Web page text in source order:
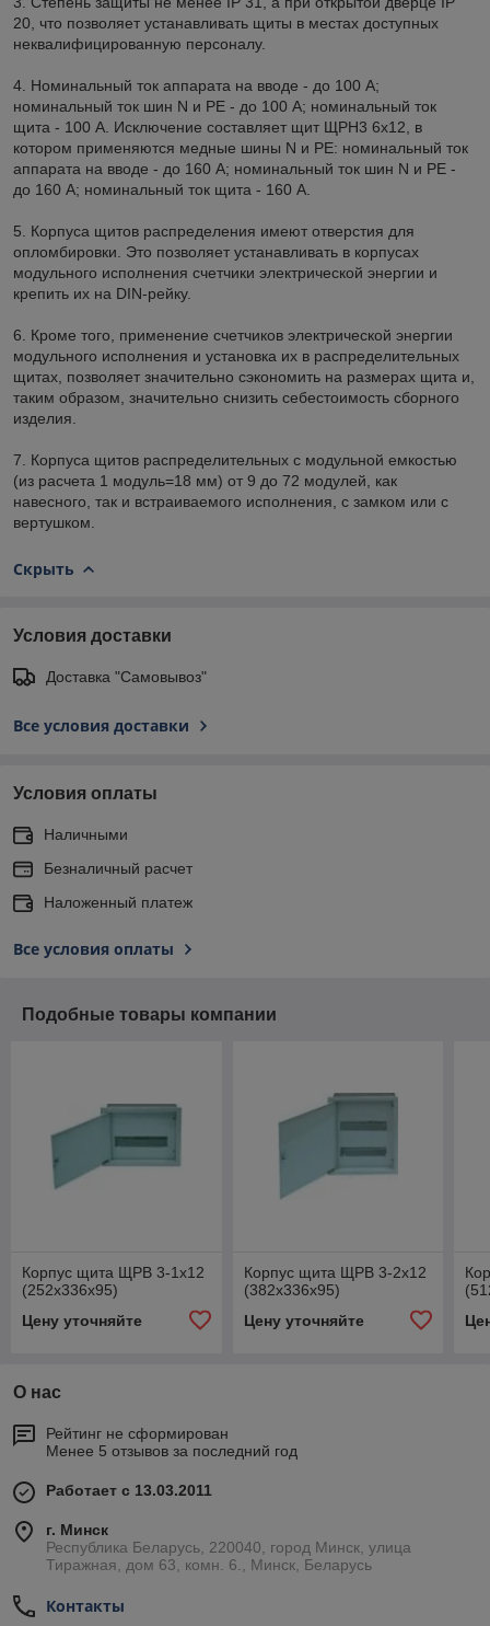
20, что позволяет устанавливать щиты в местах доступных
неквалифицированную персоналу.
4. Номинальный ток аппарата на вводе - до 100 А;
номинальный ток шин N и РЕ - до 100 А; номинальный ток
щита - 100 А. Исключение составляет щит ЩРН3 6х12, в
котором применяются медные шины N и РЕ: номинальный ток
аппарата на вводе - до 160 А; номинальный ток шин N и РЕ -
до 160 А; номинальный ток щита - 160 А.
5. Корпуса щитов распределения имеют отверстия для
опломбировки. Это позволяет устанавливать в корпусах
модульного исполнения счетчики электрической энергии и
крепить их на DIN-рейку.
6. Кроме того, применение счетчиков электрической энергии
модульного исполнения и установка их в распределительных
щитах, позволяет значительно сэкономить на размерах щита и,
таким образом, значительно снизить себестоимость сборного
изделия.
7. Корпуса щитов распределительных с модульной емкостью
(из расчета 1 модуль=18 мм) от 9 до 72 модулей, как
навесного, так и встраиваемого исполнения, с замком или с
вертушком.
Скрыть
Условия доставки
Доставка "Самовывоз"
Все условия доставки
Условия оплаты
Наличными
Безналичный расчет
Наложенный платеж
Все условия оплаты
Подобные товары компании
Корпус щита ЩРВ 3-1х12
(252х336х95)
Цену уточняйте
Корпус щита ЩРВ 3-2х12
(382х336х95)
Цену уточняйте
О нас
Рейтинг не сформирован
Менее 5 отзывов за последний год
Работает с 13.03.2011
г. Минск
Республика Беларусь, 220040, город Минск, улица
Тиражная, дом 63, комн. 6., Минск, Беларусь
Контакты